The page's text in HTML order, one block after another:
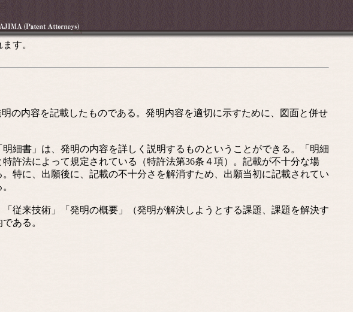
す。
の内容を記載したものである。発明内容を適切に示すために、図面と併せ
細書」は、発明の内容を詳しく説明するものということができる。「明細
許法によって規定されている（特許法第36条４項）。記載が不十分な場
特に、出願後に、記載の不十分さを解消すため、出願当初に記載されてい
従来技術」「発明の概要」（発明が解決しようとする課題、課題を解決す
ある。